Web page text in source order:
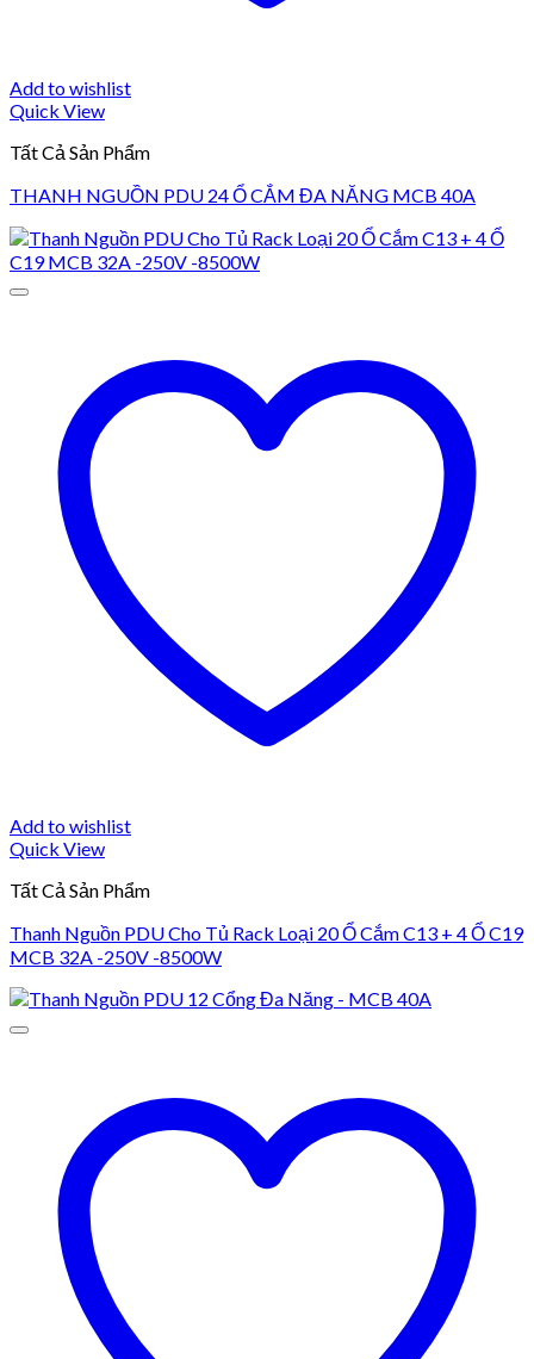
Add to wishlist
Quick View
Tất Cả Sản Phẩm
THANH NGUỒN PDU 24 Ổ CẮM ĐA NĂNG MCB 40A
Add to wishlist
Quick View
Tất Cả Sản Phẩm
Thanh Nguồn PDU Cho Tủ Rack Loại 20 Ổ Cắm C13 + 4 Ổ C19
MCB 32A -250V -8500W